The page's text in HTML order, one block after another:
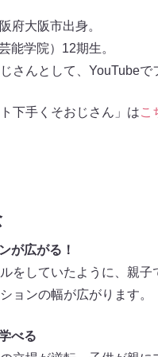
府大阪市出身。
能学院）12期生。
さんとして、YouTubeで
下手くそおじさん」はこ
が広がる！
をしていたように、親
ョンの幅が広がります。
べる